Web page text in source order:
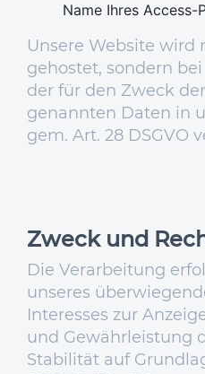
Name Ihres Access-
Unsere Website wird
gehostet, sondern
der für den Zweck
genannten Daten in
gem. Art. 28 DSGVO
Zweck und
Die Verarbeitung
unseres
Interesses zur
und Gewährleistung
Stabilität auf